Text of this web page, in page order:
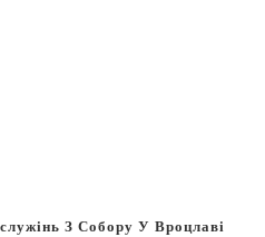
З Собору У Вроцлаві